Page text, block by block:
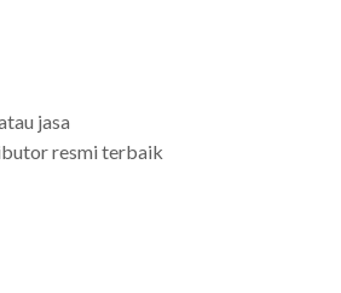
jasa
resmi terbaik